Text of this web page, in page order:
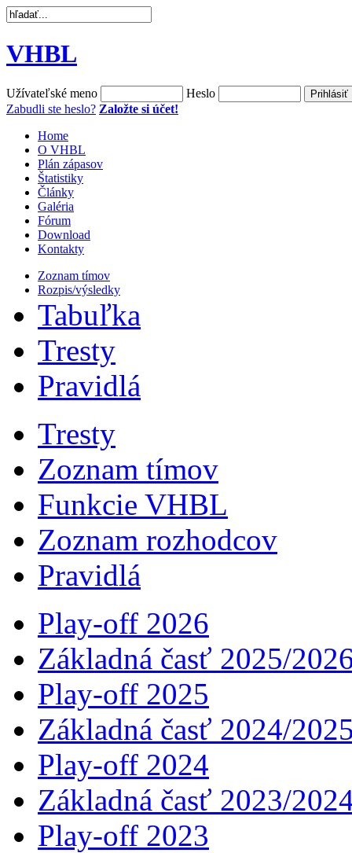
VHBL
Užívateľské meno
Heslo
Zabudli ste heslo? Založte si účet!
Home
O VHBL
Plán zápasov
Štatistiky
Články
Galéria
Fórum
Download
Kontakty
Zoznam tímov
Rozpis/výsledky
Tabuľka
Tresty
Pravidlá
Tresty
Zoznam tímov
Funkcie VHBL
Zoznam rozhodcov
Pravidlá
Play-off 2026
Základná časť 2025/
Play-off 2025
Základná časť 2024/
Play-off 2024
Základná časť 2023/
Play-off 2023